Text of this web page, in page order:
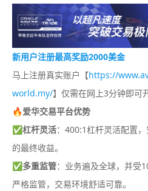
新用户注册最高奖励2000美金
马上注册真实账户【https://
world.my/】仅需在网上3分钟即可
🔥爱华交易平台优势
✅杠杆灵活：400:1杠杆灵活配置
的最终收益。
✅多重监管：业务遍及全球，并受
严格监管，交易环境舒适可靠。